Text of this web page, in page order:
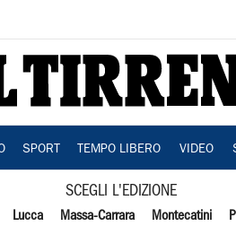
SPORT TEMPO LIBERO VIDEO
SCEGLI L'EDIZIONE
Lucca Massa-Carrara Montecatini